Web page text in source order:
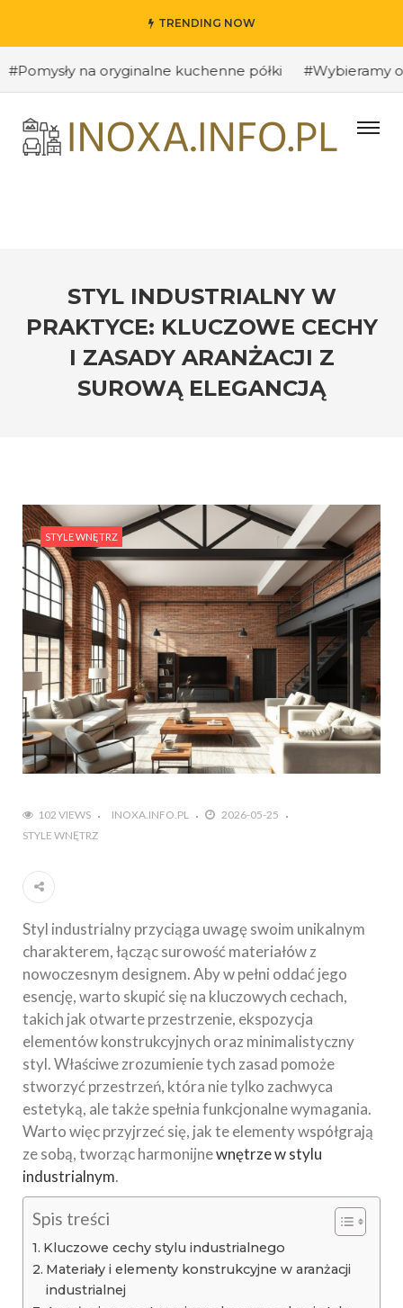
TRENDING NOW
na oryginalne kuchenne półki #Wybieramy
STYL INDUSTRIALNY W
PRAKTYCE: KLUCZOWE CECHY
I ZASADY ARANŻACJI Z
SUROWĄ ELEGANCJĄ
STYLE WNĘTRZ
102 VIEWS INOXA.INFO.PL
2026-05-25
STYLE WNĘTRZ
Styl industrialny przyciąga uwagę swoim unikalnym
charakterem, łącząc surowość materiałów z
nowoczesnym designem. Aby w pełni oddać jego
esencję, warto skupić się na kluczowych cechach,
takich jak otwarte przestrzenie, ekspozycja
elementów konstrukcyjnych oraz minimalistyczny
styl. Właściwe zrozumienie tych zasad pomoże
stworzyć przestrzeń, która nie tylko zachwyca
estetyką, ale także spełnia funkcjonalne wymagania.
Warto więc przyjrzeć się, jak te elementy współgrają
ze sobą, tworząc harmonijnewnętrze w stylu
industrialnym.
Spis treści
Kluczowe cechy stylu industrialnego
Materiały i elementy konstrukcyjne w aranżacji
industrialnej